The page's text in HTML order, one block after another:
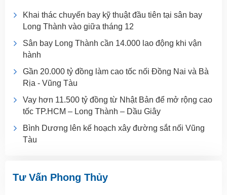
Khai thác chuyến bay kỹ thuật đầu tiên tại sân bay
Long Thành vào giữa tháng 12
Sân bay Long Thành cần 14.000 lao động khi vận
hành
Gần 20.000 tỷ đồng làm cao tốc nối Đồng Nai và Bà
Rịa - Vũng Tàu
Vay hơn 11.500 tỷ đồng từ Nhật Bản để mở rộng cao
tốc TP.HCM – Long Thành – Dầu Giây
Bình Dương lên kế hoạch xây đường sắt nối Vũng
Tàu
Tư Vấn Phong Thủy